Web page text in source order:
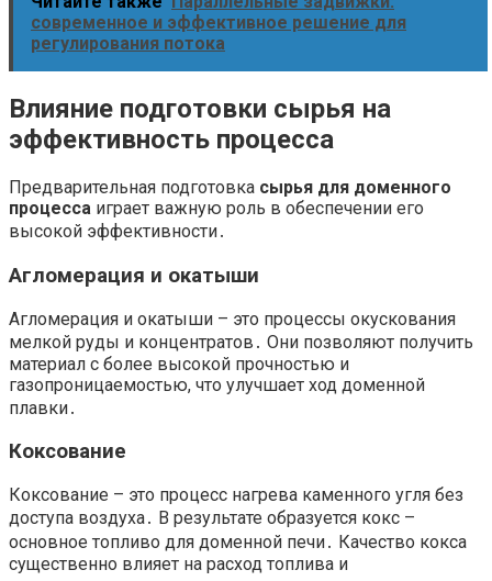
современное и эффективное решение для
регулирования потока
Влияние подготовки сырья на
эффективность процесса
Предварительная подготовка сырья для доменного
процесса играет важную роль в обеспечении его
высокой эффективности․
Агломерация и окатыши
Агломерация и окатыши – это процессы окускования
мелкой руды и концентратов․ Они позволяют получить
материал с более высокой прочностью и
газопроницаемостью, что улучшает ход доменной
плавки․
Коксование
Коксование – это процесс нагрева каменного угля без
доступа воздуха․ В результате образуется кокс –
основное топливо для доменной печи․ Качество кокса
существенно влияет на расход топлива и